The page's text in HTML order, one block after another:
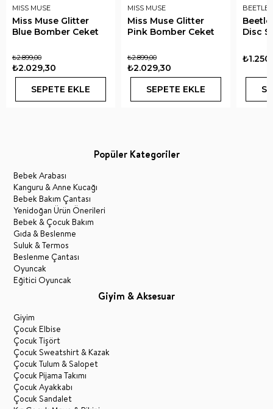
MISS MUSE
Miss Muse Glitter
Blue Bomber Ceket
₺2.029,30
₺2.899,00
SEPETE EKLE
MISS MUSE
Miss Muse Glitter
Pink Bomber Ceket
₺2.029,30
₺2.899,00
SEPETE EKLE
BEETLE
Disc
Popüler Kategoriler
Bebek Arabası
Kanguru & Anne Kucağı
Bebek Bakım Çantası
Yenidoğan Ürün Önerileri
Bebek & Çocuk Bakım
Gıda & Beslenme
Suluk & Termos
Beslenme Çantası
Oyuncak
Eğitici Oyuncak
Giyim & Aksesuar
Giyim
Çocuk Elbise
Çocuk Tişört
Çocuk Sweatshirt & Kazak
Çocuk Tulum & Salopet
Çocuk Pijama Takımı
Çocuk Ayakkabı
Çocuk Sandalet